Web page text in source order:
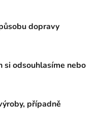
dopravy
si odsouhlasíme nebo
případně